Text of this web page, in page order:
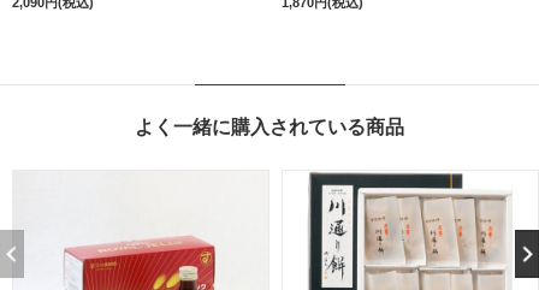
よく一緒に購入されている商品